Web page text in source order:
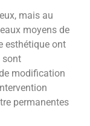
mais au
moyens de
esthétique ont
sont
modification
permanentes